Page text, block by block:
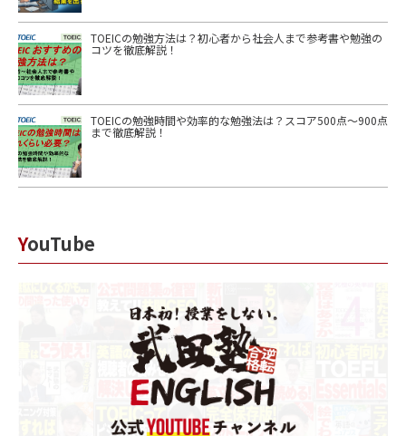
TOEICの勉強方法は？初心者から社会人まで参考書や勉強の
コツを徹底解説！
TOEICの勉強時間や効率的な勉強法は？スコア500点〜900点
まで徹底解説！
YouTube